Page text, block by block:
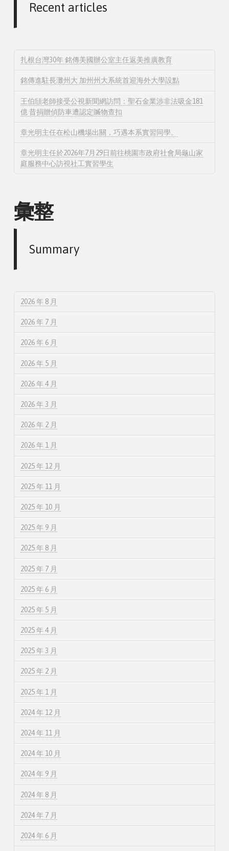
Recent articles
扎根台灣30年 銘傳美國辦公室主任返美推廣教育
銘傳進駐長灘州大 加州州大系統首迎海外大學設點
王伯頎老師接受公視新聞網訪問：聖石金業涉非法吸金181
億 昔捐贈偵防車遭認定贓物查扣
章光明主任在松山機場出關，巧遇本系實習同學。
章光明主任於2026年7月29日前往桃園市政府社會局龜山家
庭服務中心訪視社工實習學生
彙整
Summary
2026 年 8 月
2026 年 7 月
2026 年 6 月
2026 年 5 月
2026 年 4 月
2026 年 3 月
2026 年 2 月
2026 年 1 月
2025 年 12 月
2025 年 11 月
2025 年 10 月
2025 年 9 月
2025 年 8 月
2025 年 7 月
2025 年 6 月
2025 年 5 月
2025 年 4 月
2025 年 3 月
2025 年 2 月
2025 年 1 月
2024 年 12 月
2024 年 11 月
2024 年 10 月
2024 年 9 月
2024 年 8 月
2024 年 7 月
2024 年 6 月